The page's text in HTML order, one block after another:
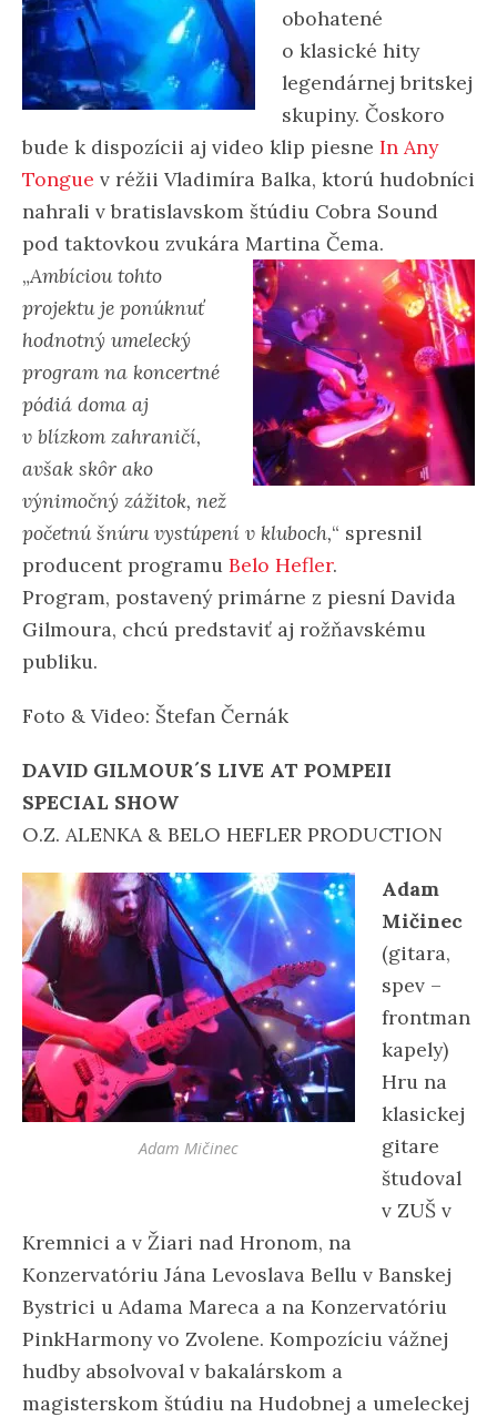
obohatené
o klasické hity
legendárnej britskej
skupiny. Čoskoro
bude k dispozícii aj video klip piesne In Any
Tongue v réžii Vladimíra Balka, ktorú hudobníci
nahrali v bratislavskom štúdiu Cobra Sound
pod taktovkou zvukára Martina Čema.
„Ambíciou tohto
projektu je ponúknuť
hodnotný umelecký
program na koncertné
pódiá doma aj
v blízkom zahraničí,
avšak skôr ako
výnimočný zážitok, než
početnú šnúru vystúpení v kluboch,“ spresnil
producent programu Belo Hefler.
Program, postavený primárne z piesní Davida
Gilmoura, chcú predstaviť aj rožňavskému
publiku.
Foto & Video: Štefan Černák
DAVID GILMOUR´S LIVE AT POMPEII
SPECIAL SHOW
O.Z. ALENKA & BELO HEFLER PRODUCTION
Adam Mičinec
Adam
Mičinec
(gitara,
spev –
frontman
kapely)
Hru na
klasickej
gitare
študoval
v ZUŠ v
Kremnici a v Žiari nad Hronom, na
Konzervatóriu Jána Levoslava Bellu v Banskej
Bystrici u Adama Mareca a na Konzervatóriu
PinkHarmony vo Zvolene. Kompozíciu vážnej
hudby absolvoval v bakalárskom a
magisterskom štúdiu na Hudobnej a umeleckej